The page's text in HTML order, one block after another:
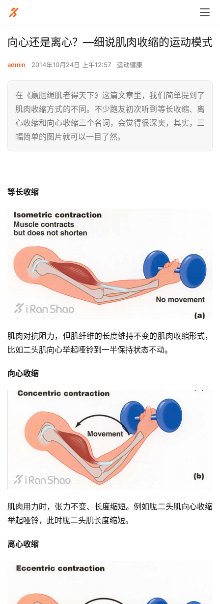
向心还是离心？—细说肌肉收缩的运动模式
admin 2014年10月24日 上午12:57 运动健康
在《赢腘绳肌者得天下》这篇文章里，我们简单提到了
肌肉收缩方式的不同。不少跑友初次听到等长收缩、离
心收缩和向心收缩三个名词，会觉得很深奥，其实，三
幅简单的图片就可以一目了然。
等长收缩
肌肉对抗阻力，但肌纤维的长度维持不变的肌肉收缩形式，
比如二头肌向心举起哑铃到一半保持状态不动。
向心收缩
肌肉用力时，张力不变、长度缩短。例如肱二头肌向心收缩
举起哑铃，此时肱二头肌长度缩短。
离心收缩